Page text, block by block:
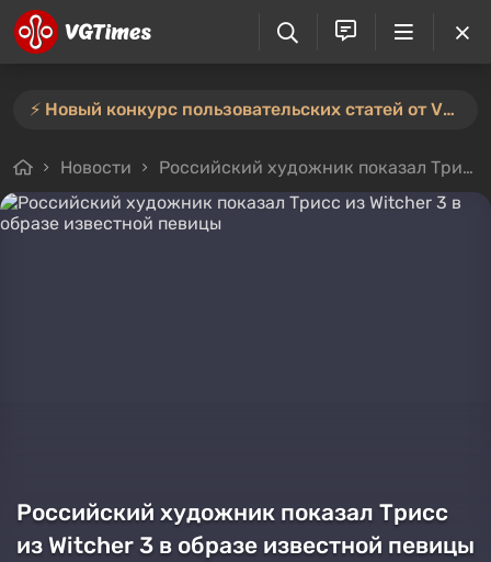
⚡️ Новый конкурс пользовательских статей от VGTimes — участвуйте тут ⚡️
Новости Российский художник показал Трисс из Witcher 3 в образе известной певицы
Российский художник показал Трисс
из Witcher 3 в образе известной певицы